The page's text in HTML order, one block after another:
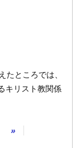
ところでは、
キリスト教関係
»